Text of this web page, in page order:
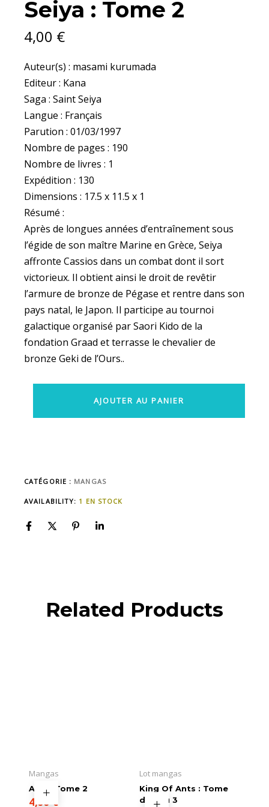
Seiya : Tome 2
4,00 €
Auteur(s) : masami kurumada
Editeur : Kana
Saga : Saint Seiya
Langue : Français
Parution : 01/03/1997
Nombre de pages : 190
Nombre de livres : 1
Expédition : 130
Dimensions : 17.5 x 11.5 x 1
Résumé :
Après de longues années d’entraînement sous
l’égide de son maître Marine en Grèce, Seiya
affronte Cassios dans un combat dont il sort
victorieux. Il obtient ainsi le droit de revêtir
l’armure de bronze de Pégase et rentre dans son
pays natal, le Japon. Il participe au tournoi
galactique organisé par Saori Kido de la
fondation Graad et terrasse le chevalier de
bronze Geki de l’Ours..
TOME
QUANTITY
AJOUTER AU PANIER
CATÉGORIE : MANGAS
AVAILABILITY: 1 EN STOCK
Related Products
Mangas
AJIN : Tome 2
4,00€
Lot mangas
King Of Ants : Tome
du 1 au 3